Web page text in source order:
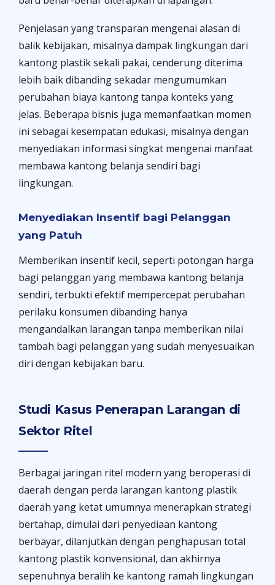
Penjelasan yang transparan mengenai alasan di
balik kebijakan, misalnya dampak lingkungan dari
kantong plastik sekali pakai, cenderung diterima
lebih baik dibanding sekadar mengumumkan
perubahan biaya kantong tanpa konteks yang
jelas. Beberapa bisnis juga memanfaatkan momen
ini sebagai kesempatan edukasi, misalnya dengan
menyediakan informasi singkat mengenai manfaat
membawa kantong belanja sendiri bagi
lingkungan.
Menyediakan Insentif bagi Pelanggan
yang Patuh
Memberikan insentif kecil, seperti potongan harga
bagi pelanggan yang membawa kantong belanja
sendiri, terbukti efektif mempercepat perubahan
perilaku konsumen dibanding hanya
mengandalkan larangan tanpa memberikan nilai
tambah bagi pelanggan yang sudah menyesuaikan
diri dengan kebijakan baru.
Studi Kasus Penerapan Larangan di
Sektor Ritel
Berbagai jaringan ritel modern yang beroperasi di
daerah dengan perda larangan kantong plastik
daerah yang ketat umumnya menerapkan strategi
bertahap, dimulai dari penyediaan kantong
berbayar, dilanjutkan dengan penghapusan total
kantong plastik konvensional, dan akhirnya
sepenuhnya beralih ke kantong ramah lingkungan